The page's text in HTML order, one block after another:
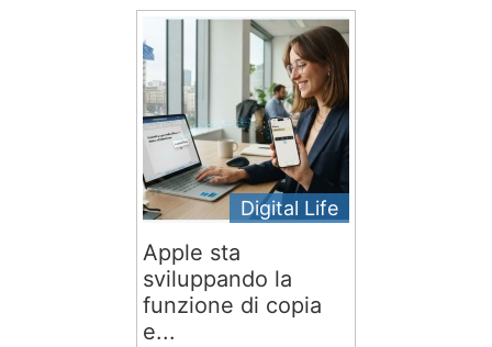
Digital Life
Apple sta
sviluppando la
funzione di copia
e...